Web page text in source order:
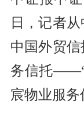
日，记者
中国外贸
务信托——“
宸物业服务